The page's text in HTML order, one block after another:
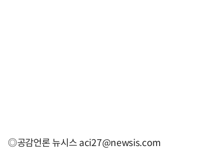
◎공감언론 뉴시스aci27@newsis.com